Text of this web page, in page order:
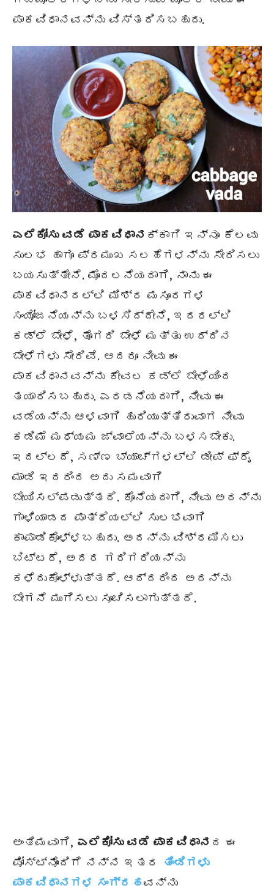
ಪಾಕವಿಧಾನವನ್ನು ವಿಸ್ತರಿಸಬಹುದು.
ಎಲೆಕೋಸು ವಡೆ ಪಾಕವಿಧಾನ ಕ್ಕಾಗಿ ಇನ್ನೂ ಕೆಲವು
ಸುಲಭ ಹಾಗೂ ಪ್ರಮುಖ ಸಲಹೆಗಳನ್ನು ಸೇರಿಸಲು
ಬಯಸುತ್ತೇನೆ. ಮೊದಲನೆಯದಾಗಿ, ನಾನು ಈ
ಪಾಕವಿಧಾನದಲ್ಲಿ ಮಿಶ್ರ ಮಸೂರಗಳ
ಸಂಯೋಜನೆಯನ್ನು ಬಳಸಿದ್ದೇನೆ, ಇದರಲ್ಲಿ
ಕಡ್ಲೆ ಬೇಳೆ, ತೊಗರಿ ಬೇಳೆ ಮತ್ತು ಉದ್ದಿನ
ಬೇಳೆಗಳು ಸೇರಿವೆ. ಆದರೂ ನೀವು ಈ
ಪಾಕವಿಧಾನವನ್ನು ಕೇವಲ ಕಡ್ಲೆ ಬೇಳೆಯಿಂದ
ತಯಾರಿಸಬಹುದು. ಎರಡನೆಯದಾಗಿ, ನೀವು ಈ
ವಡೆಯನ್ನು ಆಳವಾಗಿ ಹುರಿಯುತ್ತಿರುವಾಗ ನೀವು
ಕಡಿಮೆ ಮಧ್ಯಮ ಜ್ವಾಲೆಯನ್ನು ಬಳಸಬೇಕು.
ಇದಲ್ಲದೆ, ಸಣ್ಣ ಬ್ಯಾಚ್‌ಗಳಲ್ಲಿ ಡೀಪ್ ಫ್ರೈ
ಮಾಡಿ ಇದರಿಂದ ಅದು ಸಮವಾಗಿ
ಬೇಯಿಸಲ್ಪಡುತ್ತದೆ. ಕೊನೆಯದಾಗಿ, ನೀವು ಅದನ್ನು
ಗಾಳಿಯಾಡದ ಪಾತ್ರೆಯಲ್ಲಿ ಸುಲಭವಾಗಿ
ಕಾಪಾಡಿಕೊಳ್ಳಬಹುದು. ಅದನ್ನು ವಿಶ್ರಮಿಸಲು
ಬಿಟ್ಟರೆ, ಅದರ ಗರಿಗರಿಯನ್ನು
ಕಳೆದುಕೊಳ್ಳುತ್ತದೆ. ಆದ್ದರಿಂದ ಅದನ್ನು
ಬೇಗನೆ ಮುಗಿಸಲು ಸೂಚಿಸಲಾಗುತ್ತದೆ.
ಅಂತಿಮವಾಗಿ, ಎಲೆಕೋಸು ವಡೆ ಪಾಕವಿಧಾನ ದ ಈ
ಪೋಸ್ಟ್‌ನೊಂದಿಗೆ ನನ್ನ ಇತರ
ತಿಂಡಿಗಳು
ಪಾಕವಿಧಾನಗಳ ಸಂಗ್ರಹವನ್ನು